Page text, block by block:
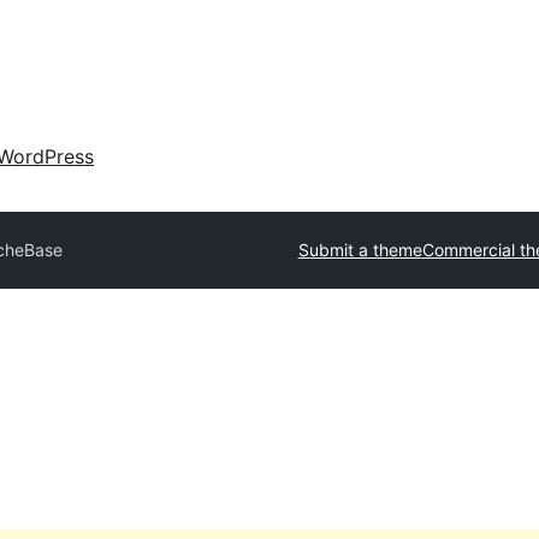
Submit a themeCommercial